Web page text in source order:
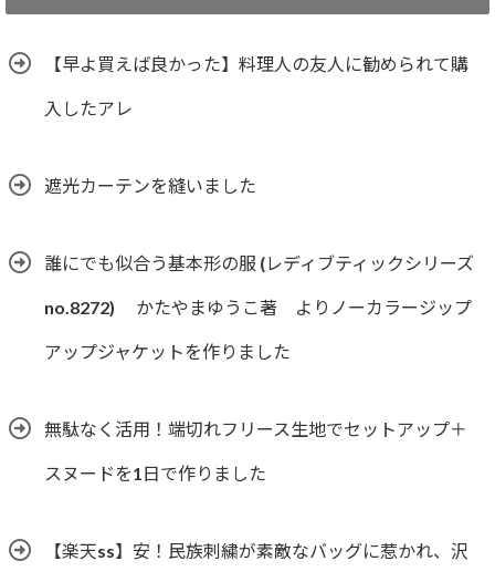
【早よ買えば良かった】料理人の友人に勧められて購
入したアレ
遮光カーテンを縫いました
誰にでも似合う基本形の服 (レディブティックシリーズ
no.8272) かたやまゆうこ著 よりノーカラージップ
アップジャケットを作りました
無駄なく活用！端切れフリース生地でセットアップ＋
スヌードを1日で作りました
【楽天ss】安！民族刺繍が素敵なバッグに惹かれ、沢